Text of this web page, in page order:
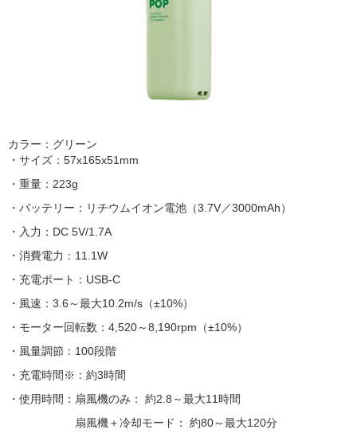
カラー：グリーン
・サイズ：57x165x51mm
・重量：223g
・バッテリー：リチウムイオン電池（3.7V／3000mAh）
・入力：DC 5V/1.7A
・消費電力：11.1W
・充電ポート：USB-C
・風速：3.6～最大10.2m/s（±10%）
・モーター回転数：4,520～8,190rpm（±10%）
・風量調節：100段階
・充電時間※：約3時間
・使用時間：扇風機のみ： 約2.8～最大11時間
扇風機＋冷却モード： 約80～最大120分